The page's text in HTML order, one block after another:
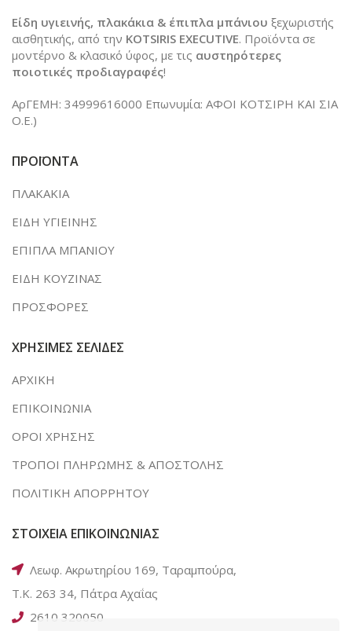
Είδη υγιεινής, πλακάκια & έπιπλα μπάνιου ξεχωριστής
αισθητικής, από την KOTSIRIS EXECUTIVE. Προϊόντα σε
μοντέρνο & κλασικό ύφος, με τις αυστηρότερες
ποιοτικές προδιαγραφές!
ΑρΓΕΜΗ: 34999616000 Επωνυμία: ΑΦΟΙ ΚΟΤΣΙΡΗ ΚΑΙ ΣΙΑ
Ο.Ε.)
ΠΡΟΪΟΝΤΑ
ΠΛΑΚΑΚΙΑ
ΕΙΔΗ ΥΓΙΕΙΝΗΣ
ΕΠΙΠΛΑ ΜΠΑΝΙΟΥ
ΕΙΔΗ ΚΟΥΖΙΝΑΣ
ΠΡΟΣΦΟΡΕΣ
ΧΡΗΣΙΜΕΣ ΣΕΛΙΔΕΣ
ΑΡΧΙΚΗ
ΕΠΙΚΟΙΝΩΝΙΑ
ΟΡΟΙ ΧΡΗΣΗΣ
ΤΡΟΠΟΙ ΠΛΗΡΩΜΗΣ & ΑΠΟΣΤΟΛΗΣ
ΠΟΛΙΤΙΚΗ ΑΠΟΡΡΗΤΟΥ
ΣΤΟΙΧΕΙΑ ΕΠΙΚΟΙΝΩΝΙΑΣ
Λεωφ. Ακρωτηρίου 169, Ταραμπούρα,
Τ.Κ. 263 34, Πάτρα Αχαΐας
2610 320050